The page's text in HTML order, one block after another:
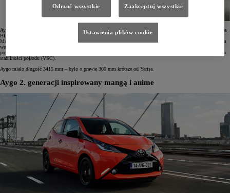
Aygo wyposażono w 68-konny benzynowy silnik 1.0 VVT-i o trzech cylindrach oraz 1,4-litrowy silnik Diesla
HDi o mocy 54 KM. Obok 5-stopniowej manualnej skrzyni biegów była dostępna bezsprzęgłowa skrzynia
MultiMode. ABS, poduszki powietrzne kierowcy i pasażera z przodu oraz przednie napinacze były standardem
we wszystkich wersjach. W wyższych wersjach dostępne były również boczne i kurtynowe poduszki
powietrzne, mocowania fotelików dziecięcych ISOFIX na tylnych siedzeniach, a opcjonalnie również kontrola
stabilności pojazdu (VSC).
Aygo miało długość 3415 mm – było o prawie 300 mm krótsze od Yarisa.
Aygo 2. generacji inspirowany mangą i anime
Odrzuć wszystkie Zaakceptuj wszystkie
Ustawienia plików cookie